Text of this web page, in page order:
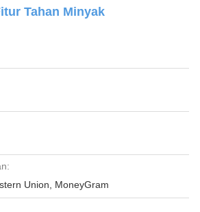
Tahan Minyak
Union, MoneyGram